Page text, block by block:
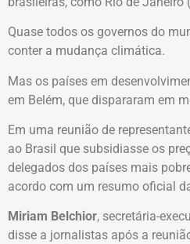
Quase todos os governos do
conter a mudança climática.
Mas os países em
em Belém, que dispararam em
Em uma reunião de
ao Brasil que subsidiasse os
delegados dos países mais
acordo com um resumo oficial
Miriam Belchior, secretária-
disse a jornalistas após a